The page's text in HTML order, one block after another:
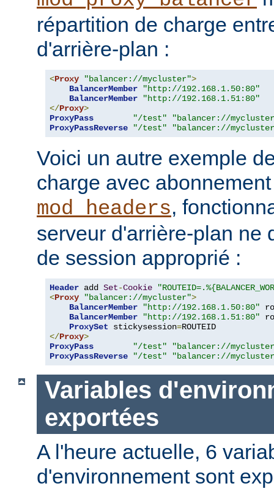
répartition de charge
d'arrière-plan :
<Proxy "balancer://mycluster">
BalancerMember
"http://192.168.1.50:80"
BalancerMember
"http://192.168.1.51:80"
</Proxy>
ProxyPass
"/test"
"balancer://
ProxyPassReverse
"/test" "balancer://
Voici un autre exemple
charge avec
mod_headers,
serveur d'arrière-plan ne
de session approprié :
Header add Set-Cookie
<Proxy "balancer://mycluster">
BalancerMember
"http://192.168.1.50:80"
BalancerMember
"http://192.168.1.51:80"
ProxySet stickysession=
</Proxy>
ProxyPass
"/test"
"balancer://
ProxyPassReverse
"/test" "balancer://
Variables
exportées
A l'heure actuelle, 6
d'environnement sont